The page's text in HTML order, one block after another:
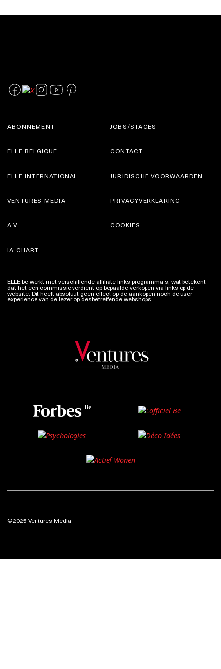
ABONNEMENT
ELLE BELGIQUE
JOBS/STAGES
CONTACT
ELLE INTERNATIONAL
VENTURES MEDIA
JURIDISCHE VOORWAARDEN
PRIVACYVERKLARING
A.V.
IA CHART
COOKIES
ELLE.be werkt met verschillende affiliate links programma’s, wat betekent
dat het een commissie verdient op bepaalde verkopen via links op de
website. Dit heeft absoluut geen effect op de aankopen noch de user
experience van de lezer op desbetreffende webshops.
©2025 Ventures Media